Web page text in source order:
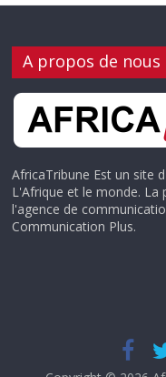
A propos de nous
AfricaTribune Est un site
L'Afrique et le monde.
l'agence de
Communication Plus.